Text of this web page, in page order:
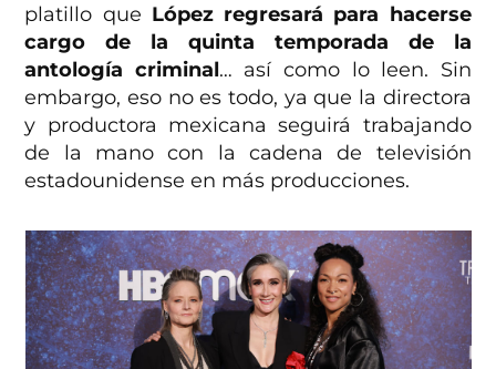
platillo que López regresará para hacerse
cargo de la quinta temporada de la
antología criminal… así como lo leen. Sin
embargo, eso no es todo, ya que la directora
y productora mexicana seguirá trabajando
de la mano con la cadena de televisión
estadounidense en más producciones.